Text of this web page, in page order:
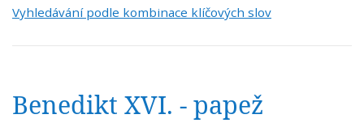
Vyhledávání podle kombinace klíčových slov
Benedikt XVI. - papež